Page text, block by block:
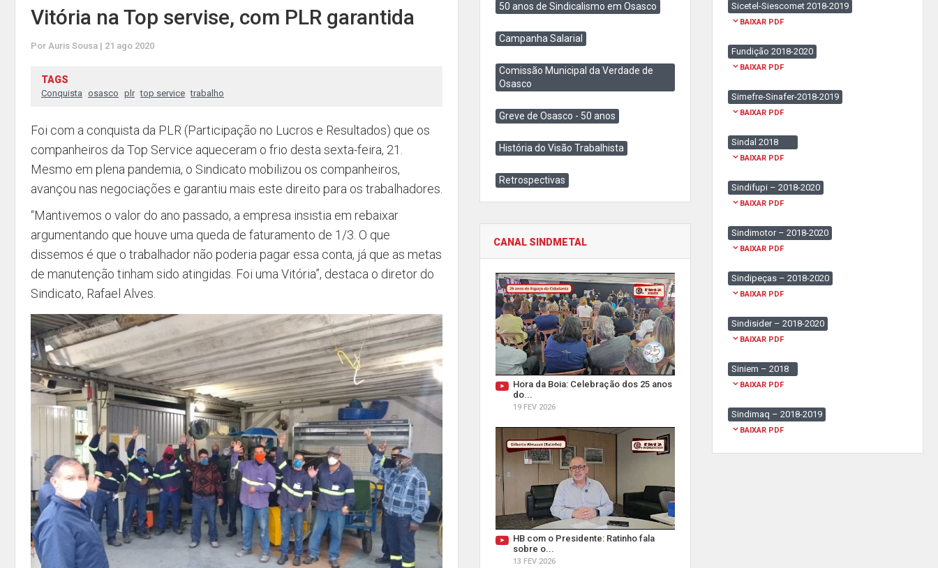
Vitória na Top servise, com PLR garantida
Por Auris Sousa | 21 ago 2020
TAGS
Conquista osasco plr top service trabalho
Foi com a conquista da PLR (Participação no Lucros e Resultados) que os
companheiros da Top Service aqueceram o frio desta sexta-feira, 21.
Mesmo em plena pandemia, o Sindicato mobilizou os companheiros,
avançou nas negociações e garantiu mais este direito para os trabalhadores.
“Mantivemos o valor do ano passado, a empresa insistia em rebaixar
argumentando que houve uma queda de faturamento de 1/3. O que
dissemos é que o trabalhador não poderia pagar essa conta, já que as metas
de manutenção tinham sido atingidas. Foi uma Vitória”, destaca o diretor do
Sindicato, Rafael Alves.
50 anos de Sindicalismo em Osasco
Campanha Salarial
Comissão Municipal da Verdade de
Osasco
Greve de Osasco - 50 anos
História do Visão Trabalhista
Retrospectivas
CANAL SINDMETAL
Hora da Boia: Celebração dos 25 anos
do...
19 FEV 2026
HB com o Presidente: Ratinho fala
sobre o...
13 FEV 2026
Sicetel-Siescomet 2018-2019
BAIXAR PDF
Fundição 2018-2020
BAIXAR PDF
Simefre-Sinafer-2018-2019
BAIXAR PDF
Sindal 2018
BAIXAR PDF
Sindifupi – 2018-2020
BAIXAR PDF
Sindimotor – 2018-2020
BAIXAR PDF
Sindipeças – 2018-2020
BAIXAR PDF
Sindisider – 2018-2020
BAIXAR PDF
Siniem – 2018
BAIXAR PDF
Sindimaq – 2018-2019
BAIXAR PDF